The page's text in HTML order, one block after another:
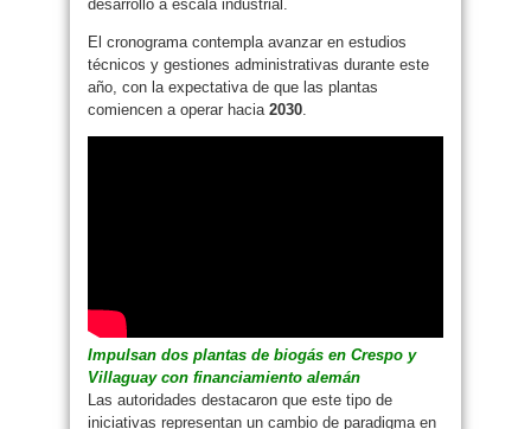
desarrollo a escala industrial.
El cronograma contempla avanzar en estudios
técnicos y gestiones administrativas durante este
año, con la expectativa de que las plantas
comiencen a operar hacia 2030
Impulsan dos plantas de biogás en Crespo y
Villaguay con financiamiento alemán
Las autoridades destacaron que este tipo de
iniciativas representan un cambio de paradigma en